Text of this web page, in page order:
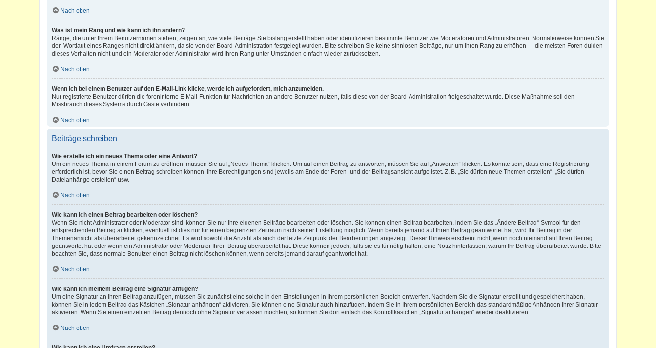
Nach oben
Was ist mein Rang und wie kann ich ihn ändern?
Ränge, die unter Ihrem Benutzernamen stehen, zeigen an, wie viele Beiträge Sie bislang erstellt haben oder identifizieren bestimmte Benutzer wie Moderatoren und Administratoren. Normalerweise können Sie
den Wortlaut eines Ranges nicht direkt ändern, da sie von der Board-Administration festgelegt wurden. Bitte schreiben Sie keine sinnlosen Beiträge, nur um Ihren Rang zu erhöhen — die meisten Foren dulden
dieses Verhalten nicht und ein Moderator oder Administrator wird Ihren Rang unter Umständen einfach wieder zurücksetzen.
Nach oben
Wenn ich bei einem Benutzer auf den E-Mail-Link klicke, werde ich aufgefordert, mich anzumelden.
Nur registrierte Benutzer dürfen die foreninterne E-Mail-Funktion für Nachrichten an andere Benutzer nutzen, falls diese von der Board-Administration freigeschaltet wurde. Diese Maßnahme soll den
Missbrauch dieses Systems durch Gäste verhindern.
Nach oben
Beiträge schreiben
Wie erstelle ich ein neues Thema oder eine Antwort?
Um ein neues Thema in einem Forum zu eröffnen, müssen Sie auf „Neues Thema“ klicken. Um auf einen Beitrag zu antworten, müssen Sie auf „Antworten“ klicken. Es könnte sein, dass eine Registrierung
erforderlich ist, bevor Sie einen Beitrag schreiben können. Ihre Berechtigungen sind jeweils am Ende der Foren- und der Beitragsansicht aufgelistet. Z. B. „Sie dürfen neue Themen erstellen“, „Sie dürfen
Dateianhänge erstellen“ usw.
Nach oben
Wie kann ich einen Beitrag bearbeiten oder löschen?
Wenn Sie nicht Administrator oder Moderator sind, können Sie nur Ihre eigenen Beiträge bearbeiten oder löschen. Sie können einen Beitrag bearbeiten, indem Sie das „Ändere Beitrag“-Symbol für den
entsprechenden Beitrag anklicken; eventuell ist dies nur für einen begrenzten Zeitraum nach seiner Erstellung möglich. Wenn bereits jemand auf Ihren Beitrag geantwortet hat, wird Ihr Beitrag in der
Themenansicht als überarbeitet gekennzeichnet. Es wird sowohl die Anzahl als auch der letzte Zeitpunkt der Bearbeitungen angezeigt. Dieser Hinweis erscheint nicht, wenn noch niemand auf Ihren Beitrag
geantwortet hat oder wenn ein Administrator oder Moderator Ihren Beitrag überarbeitet hat. Diese können jedoch, falls sie es für nötig halten, eine Notiz hinterlassen, warum Ihr Beitrag überarbeitet wurde. Bitte
beachten Sie, dass normale Benutzer einen Beitrag nicht löschen können, wenn bereits jemand darauf geantwortet hat.
Nach oben
Wie kann ich meinem Beitrag eine Signatur anfügen?
Um eine Signatur an Ihren Beitrag anzufügen, müssen Sie zunächst eine solche in den Einstellungen in Ihrem persönlichen Bereich entwerfen. Nachdem Sie die Signatur erstellt und gespeichert haben,
können Sie in jedem Beitrag das Kästchen „Signatur anhängen“ aktivieren. Sie können eine Signatur auch hinzufügen, indem Sie in Ihrem persönlichen Bereich das standardmäßige Anhängen Ihrer Signatur
aktivieren. Wenn Sie einen einzelnen Beitrag dennoch ohne Signatur verfassen möchten, so können Sie dort einfach das Kontrollkästchen „Signatur anhängen“ wieder deaktivieren.
Nach oben